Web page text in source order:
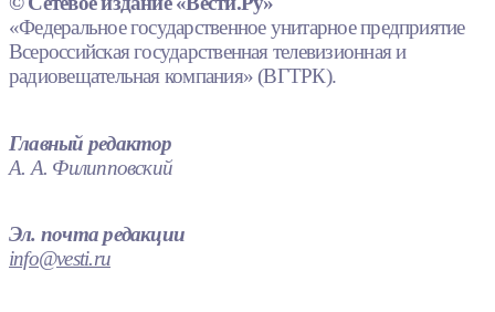
«Федеральное государственное унитарное предприятие
Всероссийская государственная телевизионная и
радиовещательная компания» (ВГТРК).
Главный редактор
А. А. Филипповский
Эл. почта редакции
info@vesti.ru